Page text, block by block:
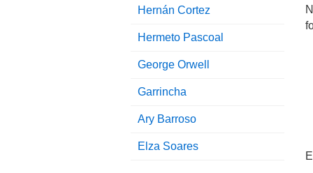
Hernán Cortez
Hermeto Pascoal
George Orwell
Garrincha
Ary Barroso
Elza Soares